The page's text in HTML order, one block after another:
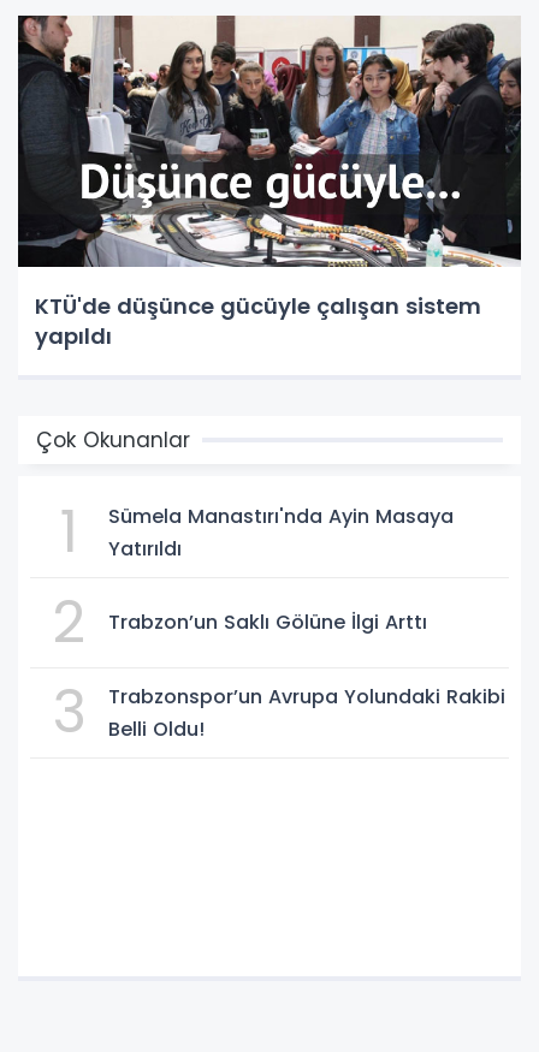
KTÜ'de düşünce gücüyle çalışan sistem
yapıldı
Çok Okunanlar
1
Sümela Manastırı'nda Ayin Masaya
Yatırıldı
2 Trabzon’un Saklı Gölüne İlgi Arttı
3
Trabzonspor’un Avrupa Yolundaki Rakibi
Belli Oldu!